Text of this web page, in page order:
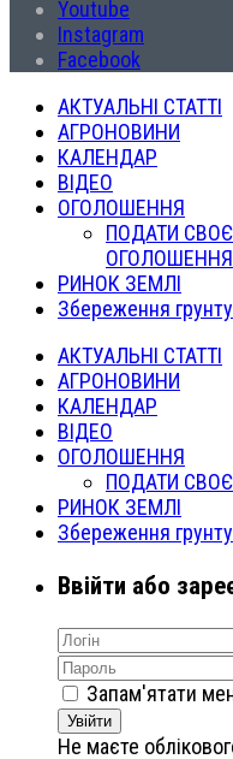
Youtube
Instagram
Facebook
АКТУАЛЬНІ СТАТТІ
АГРОНОВИНИ
КАЛЕНДАР
ВІДЕО
ОГОЛОШЕННЯ
ПОДАТИ СВОЄ
ОГОЛОШЕННЯ
РИНОК ЗЕМЛІ
Збереження грунту
АКТУАЛЬНІ СТАТТІ
АГРОНОВИНИ
КАЛЕНДАР
ВІДЕО
ОГОЛОШЕННЯ
ПОДАТИ
РИНОК ЗЕМЛІ
Збереження грунту
Ввійти або
Запам'ятати
Увійти
Не маєте